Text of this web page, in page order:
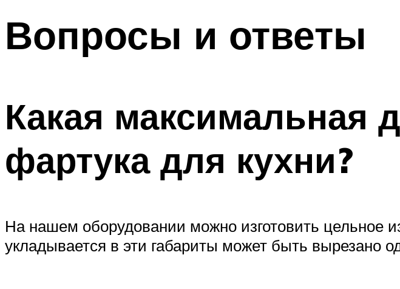
Вопросы и ответы
Какая максимальная
фартука для кухни?
На нашем оборудовании можно изготовить
укладывается в эти габариты может быть вырезано